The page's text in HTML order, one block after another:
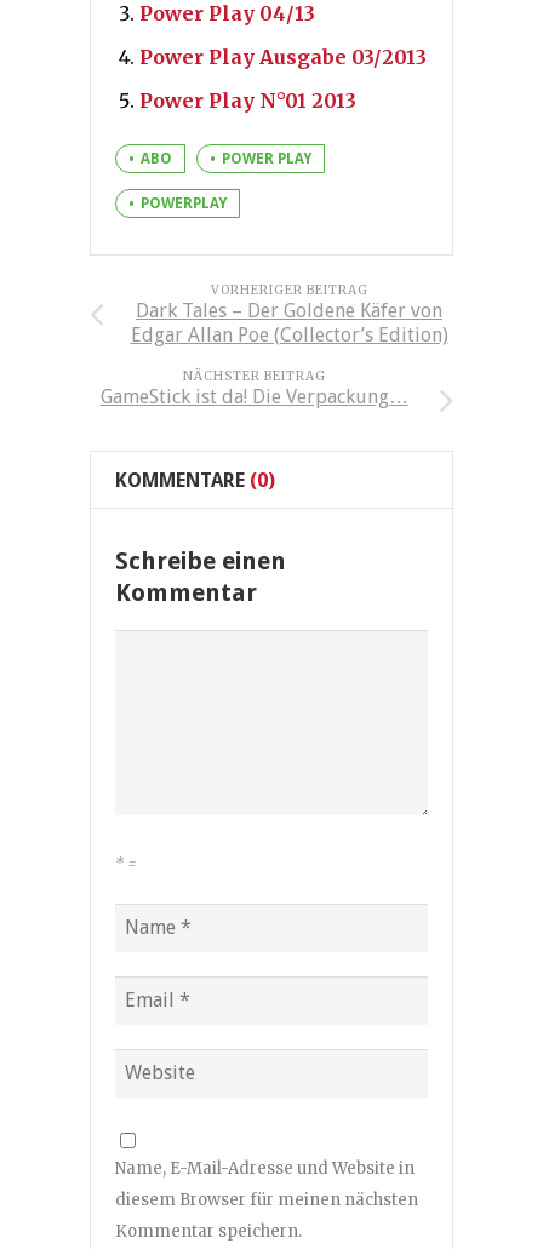
Power Play 04/13
Power Play Ausgabe 03/2013
Power Play N°01 2013
ABO POWER PLAY
POWERPLAY
VORHERIGER BEITRAG
Dark Tales – Der Goldene Käfer von
Edgar Allan Poe (Collector’s Edition)
NÄCHSTER BEITRAG
GameStick ist da! Die Verpackung…
KOMMENTARE (0)
Schreibe einen
Kommentar
* =
Name, E-Mail-Adresse und Website in
diesem Browser für meinen nächsten
Kommentar speichern.